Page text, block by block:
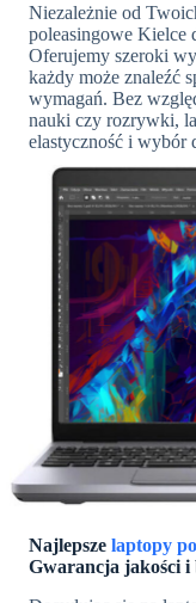
Niezależnie od
poleasingowe Kielce
Oferujemy szeroki
każdy może znaleźć
wymagań. Bez
nauki czy rozrywki,
elastyczność i wybór
Najlepsze laptopy
Gwarancja jakości i